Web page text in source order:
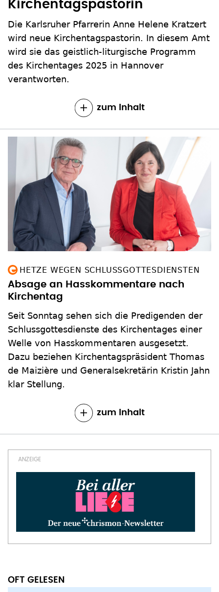
Kirchentagspastorin
Die Karlsruher Pfarrerin Anne Helene Kratzert
wird neue Kirchentagspastorin. In diesem Amt
wird sie das geistlich-liturgische Programm
des Kirchentages 2025 in Hannover
verantworten.
zum Inhalt
HETZE WEGEN SCHLUSSGOTTESDIENSTEN
Absage an Hasskommentare nach
Kirchentag
Seit Sonntag sehen sich die Predigenden der
Schlussgottesdienste des Kirchentages einer
Welle von Hasskommentaren ausgesetzt.
Dazu beziehen Kirchentagspräsident Thomas
de Maizière und Generalsekretärin Kristin Jahn
klar Stellung.
zum Inhalt
OFT GELESEN